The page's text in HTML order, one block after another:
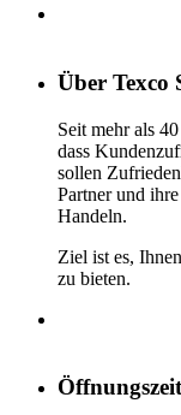
Über Texco
Seit mehr als
dass
sollen
Partner und
Handeln.
Ziel ist es,
zu bieten.